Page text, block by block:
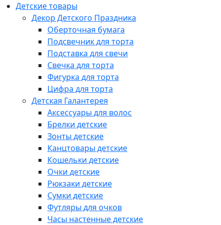
Детские товары
Декор Детского Праздника
Оберточная бумага
Подсвечник для торта
Подставка для свечи
Свечка для торта
Фигурка для торта
Цифра для торта
Детская Галантерея
Аксессуары для волос
Брелки детские
Зонты детские
Канцтовары детские
Кошельки детские
Очки детские
Рюкзаки детские
Сумки детские
Футляры для очков
Часы настенные детские